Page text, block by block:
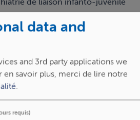
data and
and 3rd party applications we
en savoir plus, merci de lire notre
.
requis)